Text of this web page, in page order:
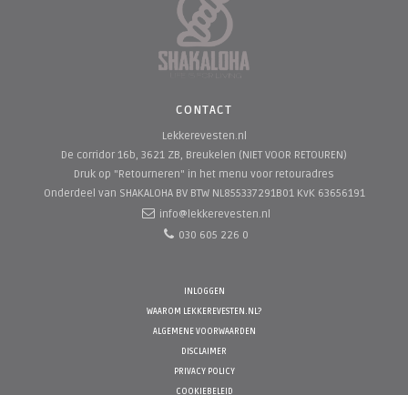
CONTACT
Lekkerevesten.nl
De corridor 16b, 3621 ZB, Breukelen (NIET VOOR RETOUREN)
Druk op "Retourneren" in het menu voor retouradres
Onderdeel van SHAKALOHA BV BTW NL855337291B01 KvK 63656191
info@lekkerevesten.nl
030 605 226 0
INLOGGEN
WAAROM LEKKEREVESTEN.NL?
ALGEMENE VOORWAARDEN
DISCLAIMER
PRIVACY POLICY
COOKIEBELEID